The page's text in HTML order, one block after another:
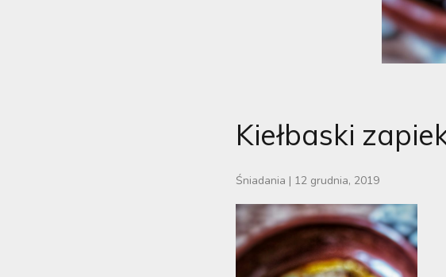
Kiełbaski
Śniadania | 12 grudnia, 2019